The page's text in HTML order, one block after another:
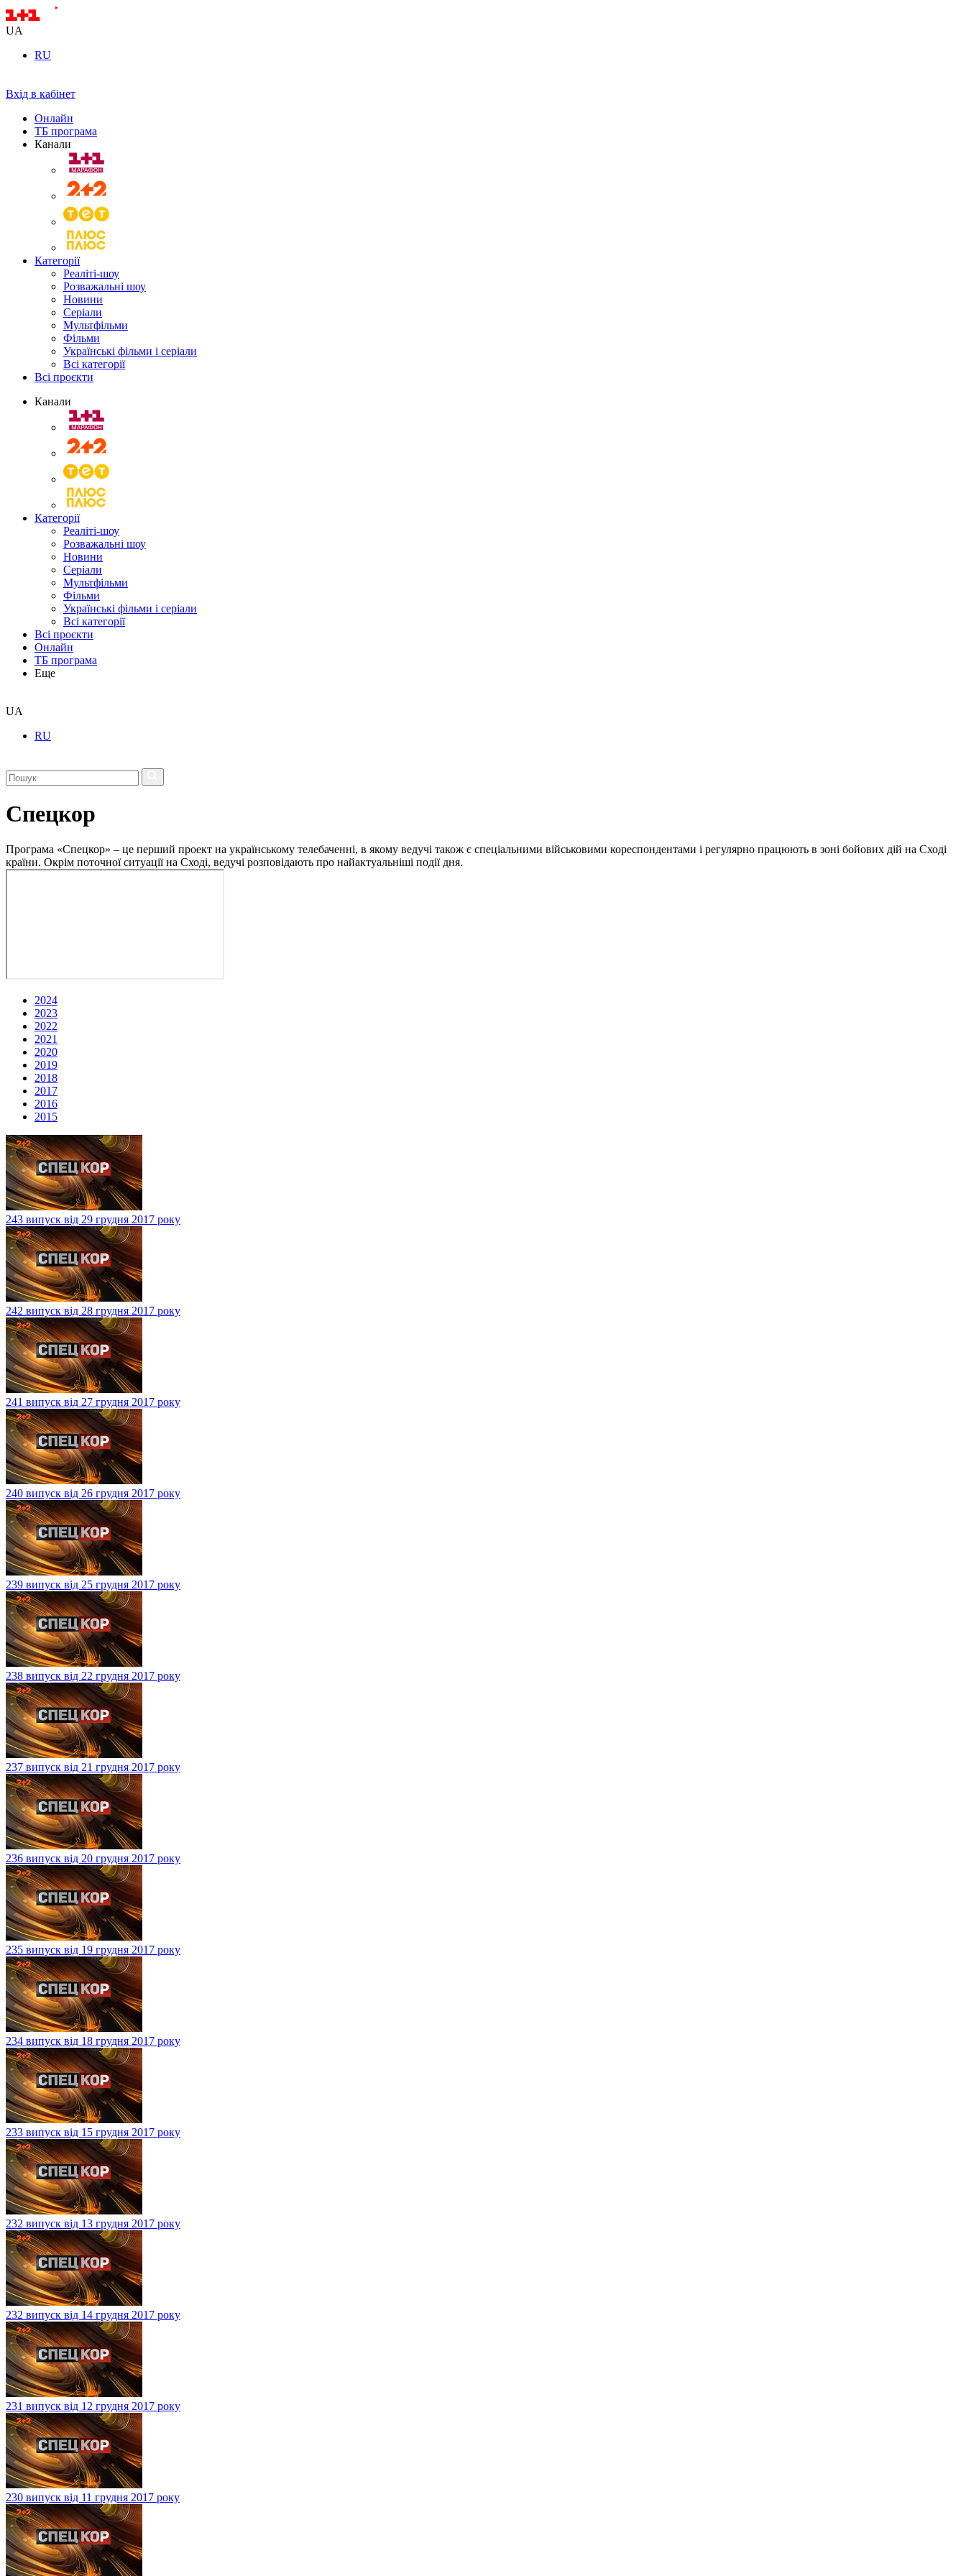
UA
RU
Вхід в кабінет
Онлайн
ТБ програма
Канали
Категорії
Реаліті-шоу
Розважальні шоу
Новини
Серіали
Мультфільми
Фільми
Українські фільми і серіали
Всі категорії
Всі проєкти
Канали
Категорії
Реаліті-шоу
Розважальні шоу
Новини
Серіали
Мультфільми
Фільми
Українські фільми і серіали
Всі категорії
Всі проєкти
Онлайн
ТБ програма
Еще
UA
RU
Спецкор
Програма «Спецкор» – це перший проект на українському телебаченні, в якому ведучі також є спеціальними військовими кореспондентами і регулярно працюють в зоні бойових дій на Сході
країни. Окрім поточної ситуації на Сході, ведучі розповідають про найактуальніші події дня.
2024
2023
2022
2021
2020
2019
2018
2017
2016
2015
243 випуск від 29 грудня 2017 року
242 випуск від 28 грудня 2017 року
241 випуск від 27 грудня 2017 року
240 випуск від 26 грудня 2017 року
239 випуск від 25 грудня 2017 року
238 випуск від 22 грудня 2017 року
237 випуск від 21 грудня 2017 року
236 випуск від 20 грудня 2017 року
235 випуск від 19 грудня 2017 року
234 випуск від 18 грудня 2017 року
233 випуск від 15 грудня 2017 року
232 випуск від 13 грудня 2017 року
232 випуск від 14 грудня 2017 року
231 випуск від 12 грудня 2017 року
230 випуск від 11 грудня 2017 року